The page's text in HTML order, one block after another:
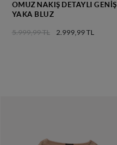
OMUZ NAKIŞ DETAYLI GENIŞ
YAKA BLUZ
5.999,99 TL 2.999,99 TL